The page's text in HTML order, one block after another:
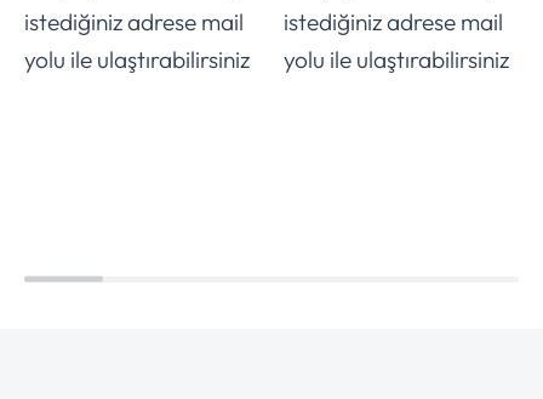
istediğiniz adrese mail
yolu ile ulaştırabilirsiniz
istediğiniz adrese mail
yolu ile ulaştırabilirsiniz